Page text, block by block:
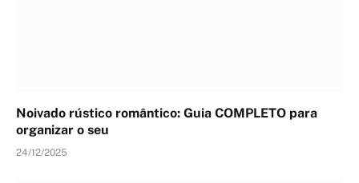
Noivado rústico romântico: Guia COMPLETO para
organizar o seu
24/12/2025